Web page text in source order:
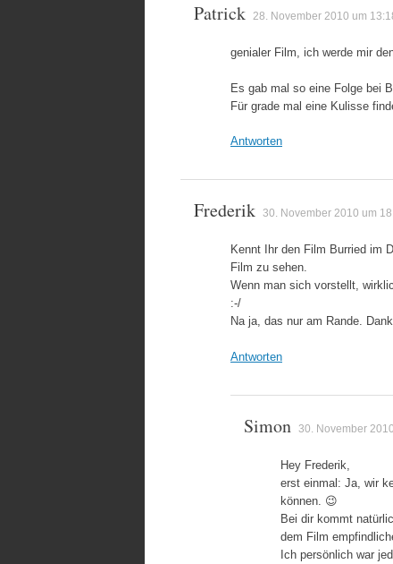
Patrick 28. November 2010 um
genialer Film, ich werde mir
Es gab mal so eine Folge bei
Für grade mal eine Kulisse
Antworten
Frederik 30. November 2010 um
Kennt Ihr den Film Burried im
Film zu sehen.
Wenn man sich vorstellt,
:-/
Na ja, das nur am Rande.
Antworten
Simon 30. November
Hey Frederik,
erst einmal: Ja, wir
können. 😉
Bei dir kommt
dem Film
Ich persönlich war